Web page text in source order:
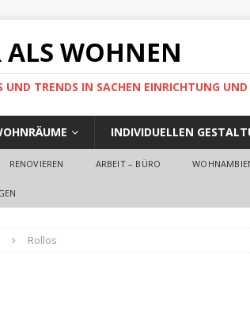
ALS WOHNEN
UND TRENDS IN SACHEN EINRICHTUNG
INDIVIDUELLEN
RENOVIEREN ARBEIT – BÜRO
Rollos